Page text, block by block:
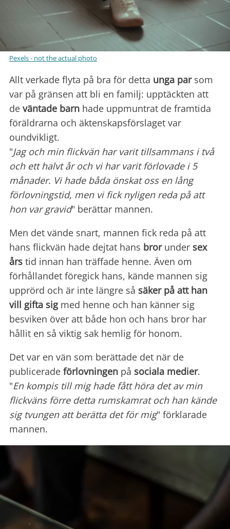
Pexels - not the actual photo
Allt verkade flyta på bra för detta unga parsom
var på gränsen att bli en familj: upptäckten att
de väntade barn hade uppmuntrat de framtida
föräldrarna och äktenskapsförslaget var
oundvikligt.
"Jag och min flickvän har varit tillsammans i två
och ett halvt år och vi har varit förlovade i 5
månader. Vi hade båda önskat oss en lång
förlovningstid, men vi fick nyligen reda på att
hon var gravid" berättar mannen.
Men det vände snart, mannen fick reda på att
hans flickvän hade dejtat hans brorunder sex
års tid innan han träffade henne. Även om
förhållandet föregick hans, kände mannen sig
upprörd och är inte längre så säker på att han
vill gifta sigmed henne och han känner sig
besviken över att både hon och hans bror har
hållit en så viktig sak hemlig för honom.
Det var en vän som berättade det när de
publicerade förlovningen på sociala medier.
"En kompis till mig hade fått höra det av min
flickväns förre detta rumskamrat och han kände
sig tvungen att berätta det för mig" förklarade
mannen.